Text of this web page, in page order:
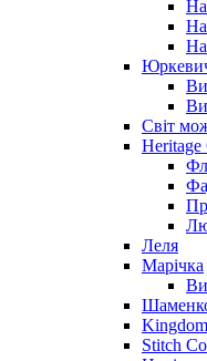
Світ
Heritage
Леля
Марічка
Stitch